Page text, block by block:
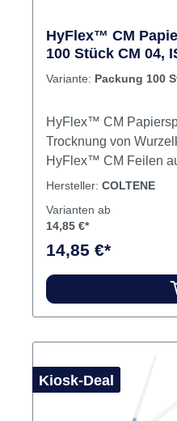
HyFlex™ CM
100 Stück CM 04,
Variante: Packung 100
HyFlex™ CM
Trocknung von
HyFlex™ CM Feilen
Anfang der Spitze
Verlauf dem der CM Feilen. Als
100 Papierspitzen
Hersteller: COLTENE
Varianten ab
14,85 €*
14,85 €*
Kiosk-Deal